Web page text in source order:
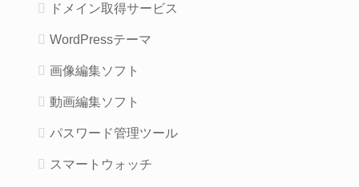
ドメイン取得サービス
WordPressテーマ
画像編集ソフト
動画編集ソフト
パスワード管理ツール
スマートウォッチ